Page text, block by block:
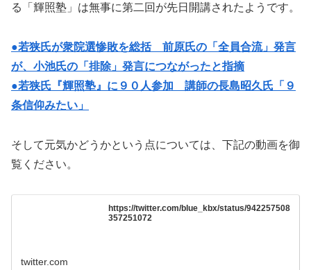
る「輝照塾」は無事に第二回が先日開講されたようです。
●若狭氏が衆院選惨敗を総括 前原氏の「全員合流」発言
が、小池氏の「排除」発言につながったと指摘
●若狭氏『輝照塾』に９０人参加 講師の長島昭久氏「９
条信仰みたい」
そして元気かどうかという点については、下記の動画を御
覧ください。
https://twitter.com/blue_kbx/status/942257508
357251072
twitter.com